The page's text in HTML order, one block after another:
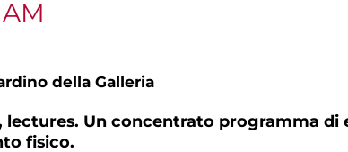
della Galleria
Un concentrato programma di
fisico.